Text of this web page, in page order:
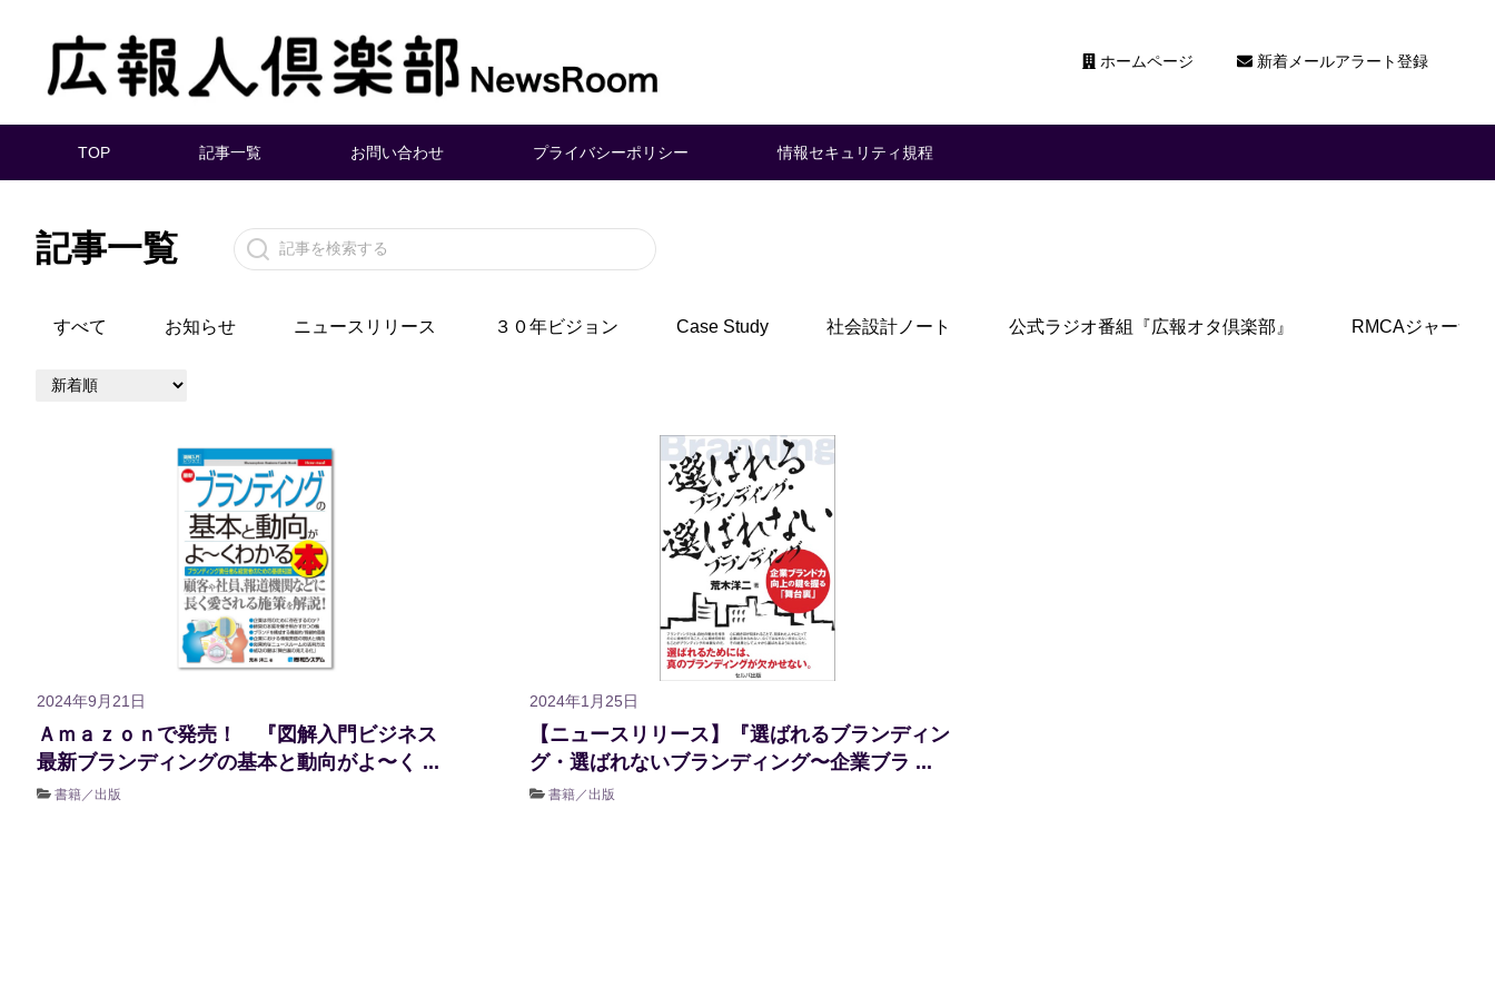
ホームページ 新着メールアラート登録
TOP 記事一覧 お問い合わせ プライバシーポリシー 情報セキュリティ規程
記事一覧
すべて お知らせ ニュースリリース ３０年ビジョン Case Study 社会設計ノート 公式ラジオ番組『広報オタ倶楽部』 RMCAジャーナル
2024年9月21日
Ａｍａｚｏｎで発売！ 『図解入門ビジネス
最新ブランディングの基本と動向がよ〜く ...
書籍／出版
2024年1月25日
【ニュースリリース】『選ばれるブランディン
グ・選ばれないブランディング〜企業ブラ ...
書籍／出版